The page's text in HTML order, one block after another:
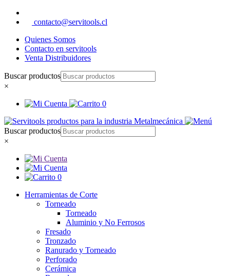
contacto@servitools.cl
Quienes Somos
Contacto en servitools
Venta Distribuidores
Buscar productos
×
0
Buscar productos
×
0
Herramientas de Corte
Torneado
Torneado
Aluminio y No Ferrosos
Fresado
Tronzado
Ranurado y Torneado
Perforado
Cerámica